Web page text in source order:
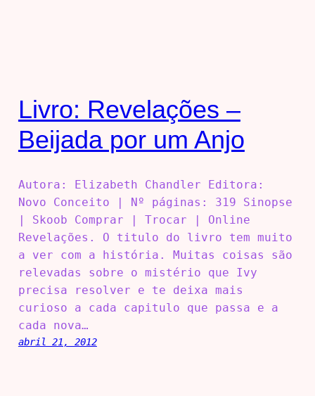
Livro: Revelações –
Beijada por um Anjo
Autora: Elizabeth Chandler Editora:
Novo Conceito | Nº páginas: 319 Sinopse
| Skoob Comprar | Trocar | Online
Revelações. O titulo do livro tem muito
a ver com a história. Muitas coisas são
relevadas sobre o mistério que Ivy
precisa resolver e te deixa mais
curioso a cada capitulo que passa e a
cada nova…
abril 21, 2012